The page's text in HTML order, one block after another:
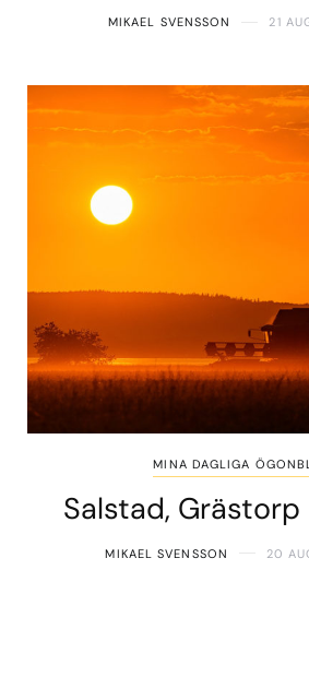
MIKAEL SVENSSON 21
MINA DAGLIGA
Salstad,
MIKAEL SVENSSON 20